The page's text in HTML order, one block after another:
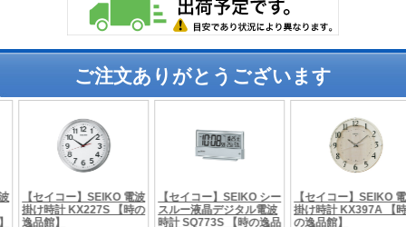
ご注文ありがとうございます